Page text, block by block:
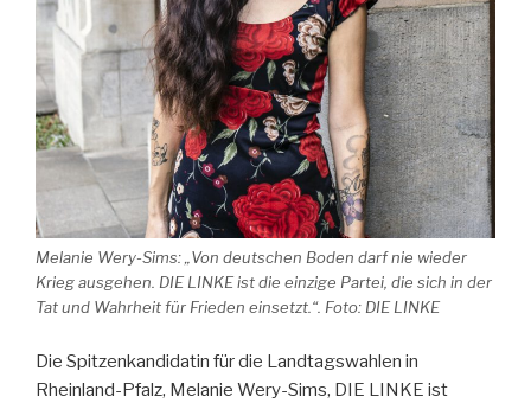
Melanie Wery-Sims: „Von deutschen Boden darf nie wieder
Krieg ausgehen. DIE LINKE ist die einzige Partei, die sich in der
Tat und Wahrheit für Frieden einsetzt.“. Foto: DIE LINKE
Die Spitzenkandidatin für die Landtagswahlen in
Rheinland-Pfalz, Melanie Wery-Sims, DIE LINKE ist